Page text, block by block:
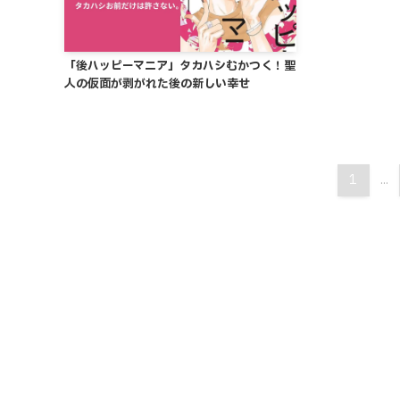
「後ハッピーマニア」タカハシむかつく！聖
人の仮面が剥がれた後の新しい幸せ
1 ...